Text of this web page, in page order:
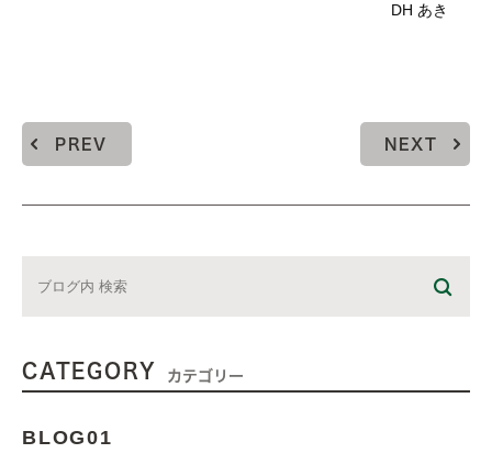
DH あき
PREV NEXT
CATEGORY カテゴリー
BLOG01